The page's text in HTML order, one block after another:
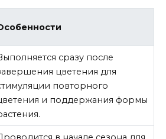
сразу после
цветения для
повторного
и поддержания формы